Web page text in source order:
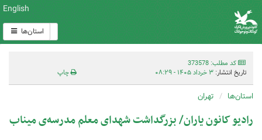
English
استان‌ها
کد مطلب: 373578
تاریخ انتشار: ۳ خرداد ۱۴۰۵ - ۰۸:۲۹ چاپ
استان‌ها تهران
رادیو کانون یاران/ بزرگداشت شهدای معلم مدرسه‌ی میناب